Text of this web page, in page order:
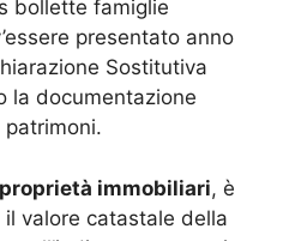
bollette famiglie
presentato anno
Sostitutiva
la documentazione
proprietà immobiliari, è
valore catastale della